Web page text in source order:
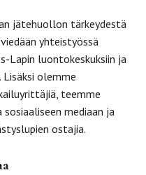
jätehuollon tärkeydestä
yhteistyössä
Lapin luontokeskuksiin ja
olemme
teemme
mediaan ja
ostajia.